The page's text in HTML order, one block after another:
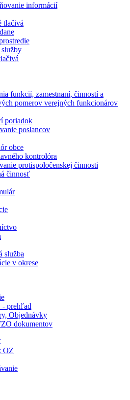
informácií
tlačivá
služby
funkcií, zamestnaní, činností a
pomerov verejných funkcionárov
poriadok
poslancov
obce
kontrolóra
protispoločenskej činnosti
činnosť
služba
v okrese
- prehľad
Objednávky
dokumentov
OZ